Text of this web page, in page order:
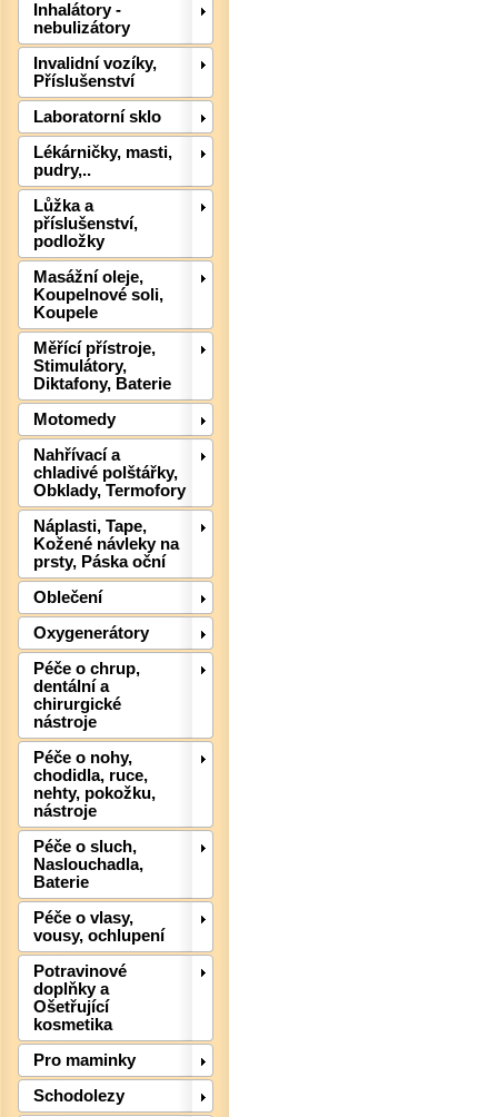
Inhalátory -
nebulizátory
Invalidní vozíky,
Příslušenství
Laboratorní sklo
Lékárničky, masti,
pudry,..
Lůžka a
příslušenství,
podložky
Masážní oleje,
Koupelnové soli,
Koupele
Měřící přístroje,
Stimulátory,
Diktafony, Baterie
Motomedy
Nahřívací a
chladivé polštářky,
Obklady, Termofory
Náplasti, Tape,
Kožené návleky na
prsty, Páska oční
Oblečení
Oxygenerátory
Péče o chrup,
dentální a
chirurgické
nástroje
Péče o nohy,
chodidla, ruce,
nehty, pokožku,
nástroje
Péče o sluch,
Naslouchadla,
Baterie
Péče o vlasy,
vousy, ochlupení
Potravinové
doplňky a
Ošetřující
kosmetika
Pro maminky
Schodolezy